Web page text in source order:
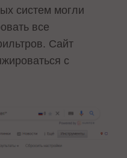
систем могли
все
Сайт
с